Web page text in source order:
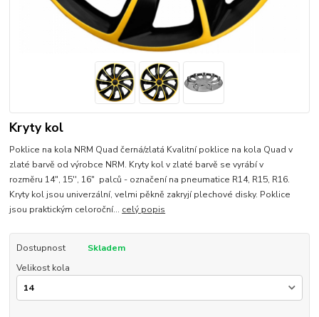
Kryty kol
Poklice na kola NRM Quad černá/zlatá Kvalitní poklice na kola Quad v
zlaté barvě od výrobce NRM. Kryty kol v zlaté barvě se vyrábí v
rozměru 14", 15'', 16" palců - označení na pneumatice R14, R15, R16.
Kryty kol jsou univerzální, velmi pěkně zakryjí plechové disky. Poklice
jsou praktickým celoroční... celý popis
Dostupnost
Skladem
Velikost kola